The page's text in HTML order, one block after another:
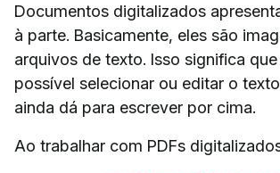
Documentos digitalizados
à parte. Basicamente, eles são
arquivos de texto. Isso significa
possível selecionar ou editar o
ainda dá para escrever por cima.
Ao trabalhar com PDFs